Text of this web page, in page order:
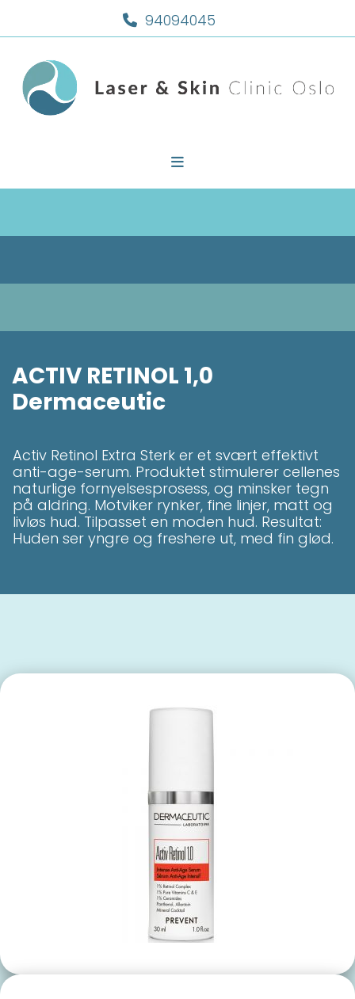
 94094045
ACTIV RETINOL 1,0
Dermaceutic
Activ Retinol Extra Sterk er et svært effektivt
anti-age-serum. Produktet stimulerer cellenes
naturlige fornyelsesprosess, og minsker tegn
på aldring. Motviker rynker, fine linjer, matt og
livløs hud. Tilpasset en moden hud. Resultat:
Huden ser yngre og freshere ut, med fin glød.